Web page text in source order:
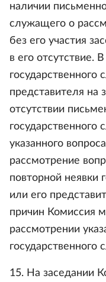
наличии
служащего о
без его участия
в его отсутствие.
государственного
представителя на
отсутствии
указанного
рассмотрение
повторной неявки
или его
причин Комиссия
рассмотрении
государственного
15. На заседании